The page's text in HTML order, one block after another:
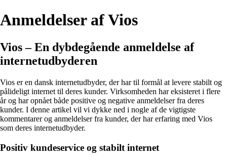
Anmeldelser af Vios
Vios – En dybdegående anmeldelse af
internetudbyderen
Vios er en dansk internetudbyder, der har til formål at levere stabilt og
pålideligt internet til deres kunder. Virksomheden har eksisteret i flere
år og har opnået både positive og negative anmeldelser fra deres
kunder. I denne artikel vil vi dykke ned i nogle af de vigtigste
kommentarer og anmeldelser fra kunder, der har erfaring med Vios
som deres internetudbyder.
Positiv kundeservice og stabilt internet